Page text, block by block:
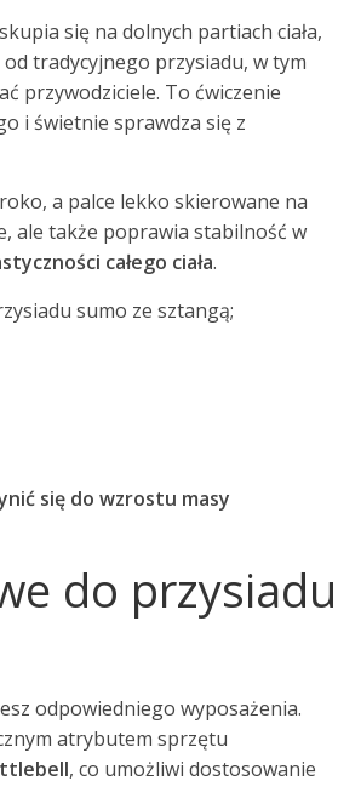
się na dolnych partiach ciała,
tradycyjnego przysiadu, w tym
przywodziciele. To ćwiczenie
i świetnie sprawdza się z
a palce lekko skierowane na
ale także poprawia stabilność w
całego ciała.
sumo ze sztangą;
się do wzrostu masy
do przysiadu
odpowiedniego wyposażenia.
atrybutem sprzętu
, co umożliwi dostosowanie